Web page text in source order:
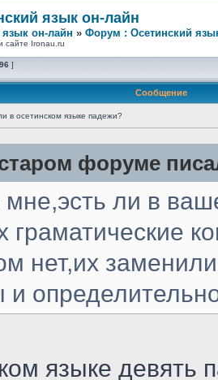
язык он-лайн
он-лайн » Форум : Осетинский
сайте Ironau.ru
]
Сообщение
в осетинском языке падежи?
форуме
мне,эсть ли в
граматические
нет,их
и
языке девять